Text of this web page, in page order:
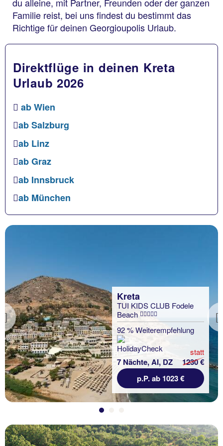
Familie reist, bei uns findest du bestimmt das
Richtige für deinen Georgioupolis Urlaub.
Direktflüge in deinen Kreta
Urlaub 2026
ab Wien
ab Salzburg
ab Linz
ab Graz
ab Innsbruck
ab München
Previous
Kreta
TUI KIDS CLUB Fodele
Beach
92 % Weiterempfehlung
7 Nächte, AI, DZ
statt
1230 €
p.P. ab 1023 €